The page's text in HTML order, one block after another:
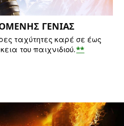
ΓΕΝΙΑΣ
ταχύτητες καρέ σε έως
του παιχνιδιού.**
Marcus